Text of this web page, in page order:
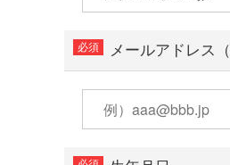
メールアドレス（